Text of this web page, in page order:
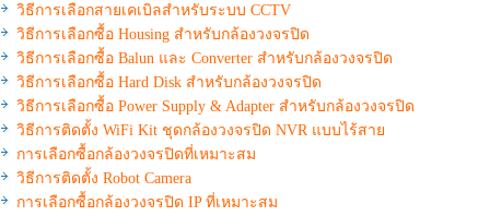
วิธีการเลือกสายเคเบิลสำหรับระบบ CCTV
วิธีการเลือกซื้อ Housing สำหรับกล้องวงจรปิด
วิธีการเลือกซื้อ Balun และ Converter สำหรับกล้องวงจรปิด
วิธีการเลือกซื้อ Hard Disk สำหรับกล้องวงจรปิด
วิธีการเลือกซื้อ Power Supply & Adapter สำหรับกล้องวงจรปิด
วิธีการติดตั้ง WiFi Kit ชุดกล้องวงจรปิด NVR แบบไร้สาย
การเลือกซื้อกล้องวงจรปิดที่เหมาะสม
วิธีการติดตั้ง Robot Camera
การเลือกซื้อกล้องวงจรปิด IP ที่เหมาะสม